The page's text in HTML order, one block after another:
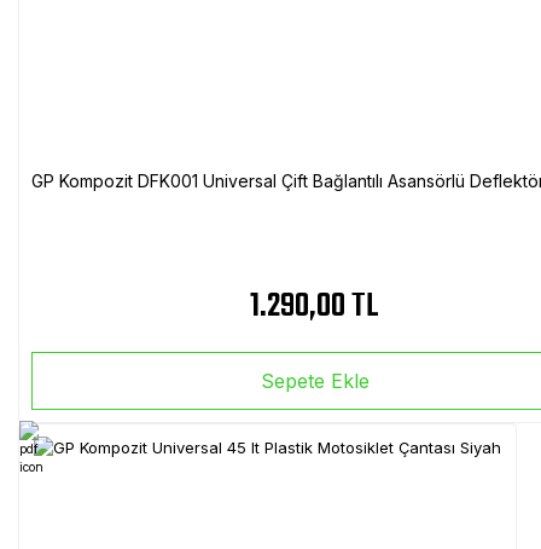
GP Kompozit DFK001 Universal Çift Bağlantılı Asansörlü
1.290,00 TL
Sepete Ekle